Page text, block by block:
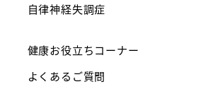
自律神経失調症
健康お役立ちコーナー
よくあるご質問